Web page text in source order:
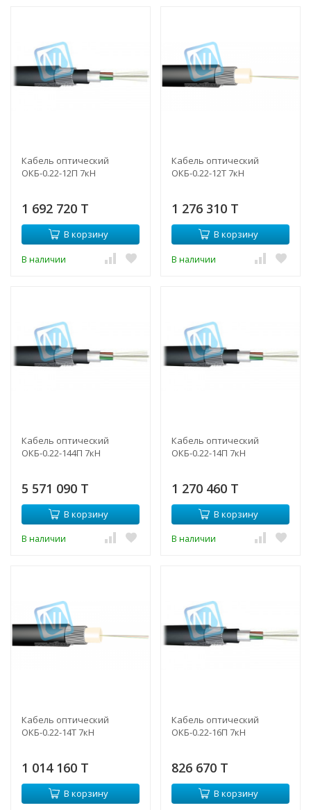
Кабель оптический
ОКБ-0.22-12П 7кН
1 692 720 T
В корзину
В наличии
Кабель оптический
ОКБ-0.22-12Т 7кН
1 276 310 T
В корзину
В наличии
Кабель оптический
ОКБ-0.22-144П 7кН
5 571 090 T
В корзину
В наличии
Кабель оптический
ОКБ-0.22-14П 7кН
1 270 460 T
В корзину
В наличии
Кабель оптический
ОКБ-0.22-14Т 7кН
1 014 160 T
В корзину
Кабель оптический
ОКБ-0.22-16П 7кН
826 670 T
В корзину